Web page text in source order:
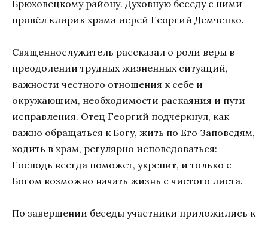
Брюховецкому району. Духовную беседу с ними
провёл клирик храма иерей Георгий Демченко.
Священнослужитель рассказал о роли веры в
преодолении трудных жизненных ситуаций,
важности честного отношения к себе и
окружающим, необходимости раскаяния и пути
исправления. Отец Георгий подчеркнул, как
важно обращаться к Богу, жить по Его Заповедям,
ходить в храм, регулярно исповедоваться:
Господь всегда поможет, укрепит, и только с
Богом возможно начать жизнь с чистого листа.
По завершении беседы участники приложились к